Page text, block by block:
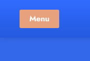
Menu